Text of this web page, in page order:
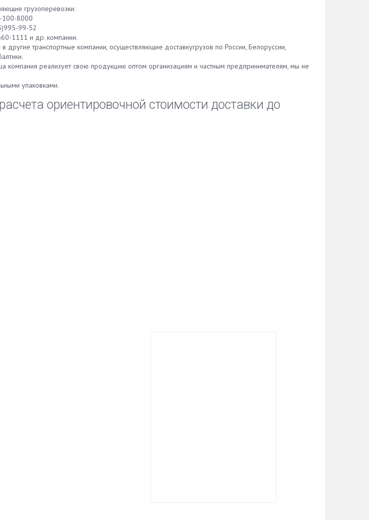
грузоперевозки:
100-8000
99-52
1111 и др. компании.
другие транспортные компании, осуществляющие доставкугрузов по России, Белоруссии,
реализует свою продукцию оптом организациям и частным предпринимателям, мы не
упаковками.
ориентировочной стоимости доставки до